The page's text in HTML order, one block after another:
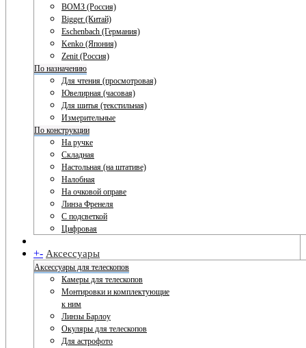
ВОМЗ (Россия)
Bigger (Китай)
Eschenbach (Германия)
Kenko (Япония)
Zenit (Россия)
По назначению
Для чтения (просмотровая)
Ювелирная (часовая)
Для шитья (текстильная)
Измерительные
По конструкции
На ручке
Складная
Настольная (на штативе)
Налобная
На очковой оправе
Линза Френеля
С подсветкой
Цифровая
+- Аксессуары
Аксессуары для телескопов
Камеры для телескопов
Монтировки и комплектующие
к ним
Линзы Барлоу
Окуляры для телескопов
Для астрофото